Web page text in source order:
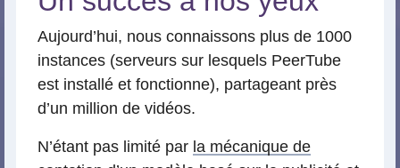
Aujourd’hui, nous connaissons plus de 1000
instances (serveurs sur lesquels PeerTube
est installé et fonctionne), partageant près
d’un million de vidéos.
N’étant pas limité par la mécanique de